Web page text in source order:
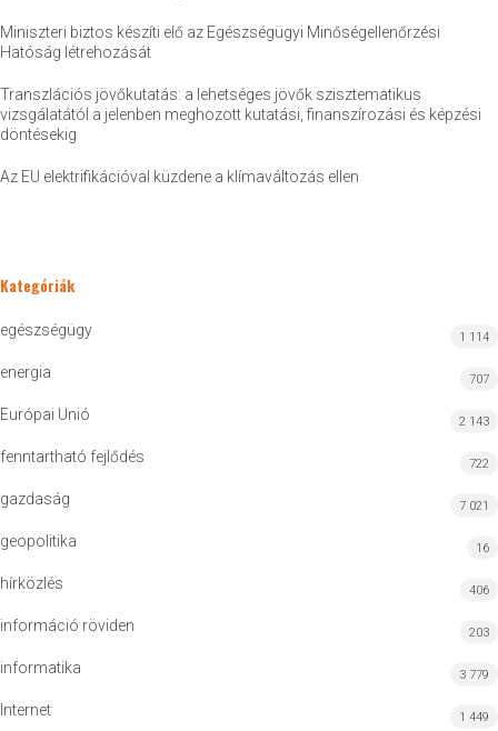
Miniszteri biztos készíti elő az Egészségügyi Minőségellenőrzési
Hatóság létrehozását
Transzlációs jövőkutatás: a lehetséges jövők szisztematikus
vizsgálatától a jelenben meghozott kutatási, finanszírozási és képzési
döntésekig
Az EU elektrifikációval küzdene a klímaváltozás ellen
Kategóriák
egészségügy 1 114
energia 707
Európai Unió 2 143
fenntartható fejlődés 722
gazdaság 7 021
geopolitika 16
hírközlés 406
információ röviden 203
informatika 3 779
Internet 1 449